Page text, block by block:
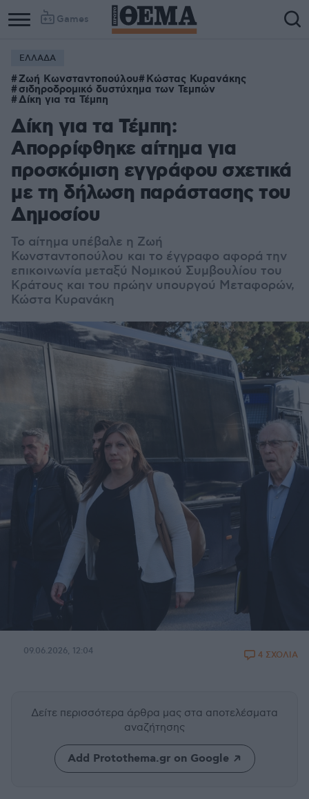
Games
ΕΛΛΑΔΑ
Ζωή Κωνσταντοπούλου Κώστας Κυρανάκης
σιδηροδρομικό δυστύχημα των Τεμπών
Δίκη για τα Τέμπη
Δίκη για τα Τέμπη:
Απορρίφθηκε αίτημα για
προσκόμιση εγγράφου σχετικά
με τη δήλωση παράστασης του
Δημοσίου
Το αίτημα υπέβαλε η Ζωή
Κωνσταντοπούλου και το έγγραφο αφορά την
επικοινωνία μεταξύ Νομικού Συμβουλίου του
Κράτους και του πρώην υπουργού Μεταφορών,
Κώστα Κυρανάκη
09.06.2026, 12:04 4 ΣΧΟΛΙΑ
Δείτε περισσότερα άρθρα μας στα αποτελέσματα
αναζήτησης
Add Protothema.gr on Google